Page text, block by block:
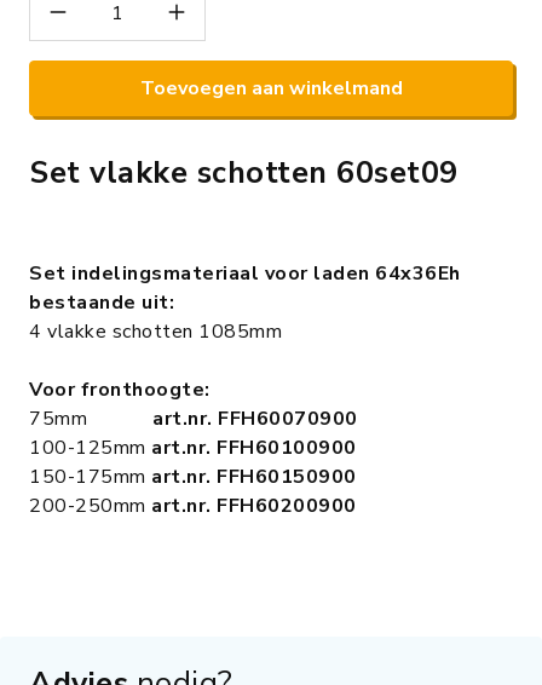
Toevoegen aan winkelmand
Set vlakke schotten 60set09
Set indelingsmateriaal voor laden 64x36Eh
bestaande uit:
4 vlakke schotten 1085mm
Voor fronthoogte:
75mm art.nr. FFH60070900
100-125mm art.nr. FFH60100900
150-175mm art.nr. FFH60150900
200-250mm art.nr. FFH60200900